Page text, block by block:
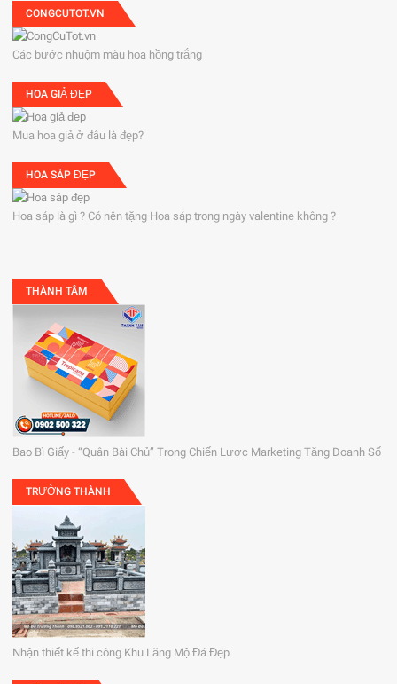
CONGCUTOT.VN
Các bước nhuộm màu hoa hồng trắng
HOA GIẢ ĐẸP
Mua hoa giả ở đâu là đẹp?
HOA SÁP ĐẸP
Hoa sáp là gì ? Có nên tặng Hoa sáp trong ngày valentine không ?
THÀNH TÂM
Bao Bì Giấy - “Quân Bài Chủ” Trong Chiến Lược Marketing Tăng Doanh Số
TRƯỜNG THÀNH
Nhận thiết kế thi công Khu Lăng Mộ Đá Đẹp